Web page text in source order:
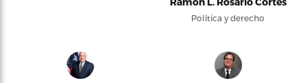
Política y derecho